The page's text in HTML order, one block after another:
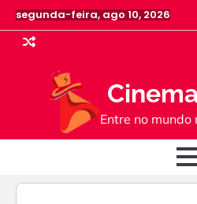
Skip
to
content
segunda-feira, ago 10, 2026
Entre no